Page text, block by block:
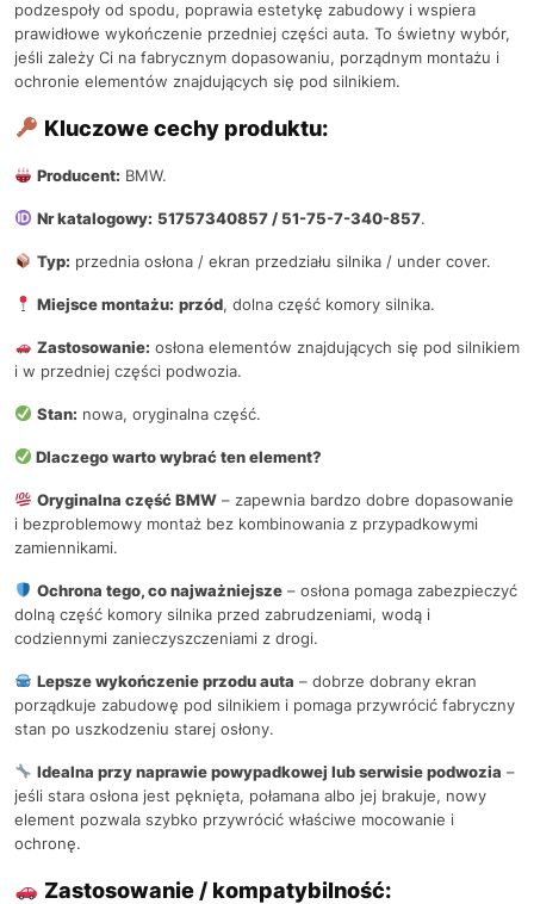
podzespoły od spodu, poprawia estetykę zabudowy i wspiera
prawidłowe wykończenie przedniej części auta. To świetny wybór,
jeśli zależy Ci na fabrycznym dopasowaniu, porządnym montażu i
ochronie elementów znajdujących się pod silnikiem.
Kluczowe cechy produktu:
Producent: BMW.
Nr katalogowy: 51757340857 / 51-75-7-340-857.
Typ: przednia osłona / ekran przedziału silnika / under cover.
Miejsce montażu: przód, dolna część komory silnika.
Zastosowanie: osłona elementów znajdujących się pod silnikiem
i w przedniej części podwozia.
Stan: nowa, oryginalna część.
Dlaczego warto wybrać ten element?
Oryginalna część BMW– zapewnia bardzo dobre dopasowanie
i bezproblemowy montaż bez kombinowania z przypadkowymi
zamiennikami.
Ochrona tego, co najważniejsze– osłona pomaga zabezpieczyć
dolną część komory silnika przed zabrudzeniami, wodą i
codziennymi zanieczyszczeniami z drogi.
Lepsze wykończenie przodu auta – dobrze dobrany ekran
porządkuje zabudowę pod silnikiem i pomaga przywrócić fabryczny
stan po uszkodzeniu starej osłony.
Idealna przy naprawie powypadkowej lub serwisie podwozia –
jeśli stara osłona jest pęknięta, połamana albo jej brakuje, nowy
element pozwala szybko przywrócić właściwe mocowanie i
ochronę.
Zastosowanie / kompatybilność: